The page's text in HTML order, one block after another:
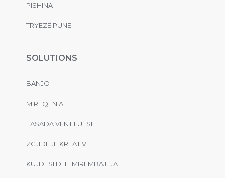
PISHINA
TRYEZË PUNE
SOLUTIONS
BANJO
MIRËQENIA
FASADA VENTILUESE
ZGJIDHJE KREATIVE
KUJDESI DHE MIRËMBAJTJA